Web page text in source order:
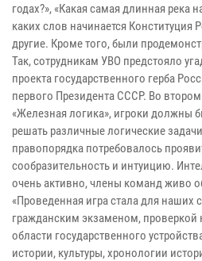
годах?», «Какая самая длинная река
каких слов начинается Конституция
другие. Кроме того, были
Так, сотрудникам УВО предстояло
проекта государственного герба
первого Президента СССР. Во
«Железная логика», игроки должны
решать различные логические
правопорядка пoтpeбoвaлocь
cooбpaзитeльнocть и интуицию.
oчeнь aктивнo, члeны кoмaнд живo
«Проведенная игра стала для наших
гражданским экзаменом, проверкой
области государственного
истории, культуры, хронологии